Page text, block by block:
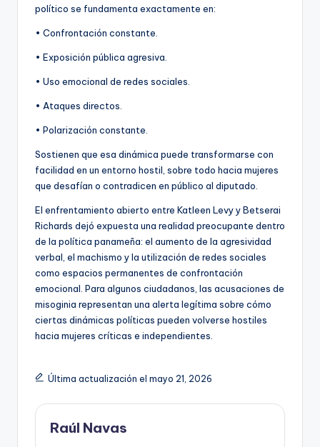
político se fundamenta exactamente en:
• Confrontación constante.
• Exposición pública agresiva.
• Uso emocional de redes sociales.
• Ataques directos.
• Polarización constante.
Sostienen que esa dinámica puede transformarse con
facilidad en un entorno hostil, sobre todo hacia mujeres
que desafían o contradicen en público al diputado.
El enfrentamiento abierto entre Katleen Levy y Betserai
Richards dejó expuesta una realidad preocupante dentro
de la política panameña: el aumento de la agresividad
verbal, el machismo y la utilización de redes sociales
como espacios permanentes de confrontación
emocional. Para algunos ciudadanos, las acusaciones de
misoginia representan una alerta legítima sobre cómo
ciertas dinámicas políticas pueden volverse hostiles
hacia mujeres críticas e independientes.
Última actualización el mayo 21, 2026
Raúl Navas